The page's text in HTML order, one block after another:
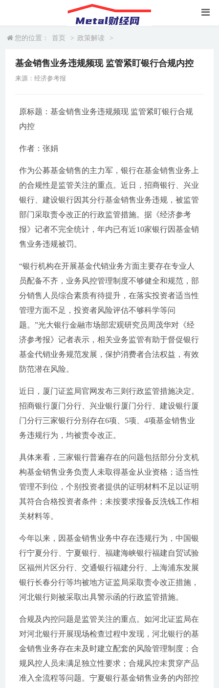
您的位置： 首页 > 政策解读 >
基金销售业务违规频现 监管紧盯银行合规内控
来源：经济参考报
原标题：基金销售业务违规频现 监管紧盯银行合规
内控
作者：张娟
作为公募基金销售的主力军，银行在基金销售业务上
的合规性是监管关注的重点。近日，招商银行、兴业
银行、建设银行因其分行基金销售业务违规，被监管
部门采取责令改正的行政监管措施。据《经济参考
报》记者不完全统计，年内已有近10家银行因基金销
售业务违规被罚。
“银行机构在开展基金代销业务方面主要存在专业人
员配备不齐，业务风控管理制度不够健全和规范，部
分销售人员综合素质有待提升，在落实投资者适当性
管理方面不足，投资者风险评估不够科学等问
题。”光大银行金融市场部宏观研究员周茂华对《经
济参考报》记者表示，相关业务监管有助于督促银行
基金代销业务规范发展，保护消费者合法权益，有效
防范潜在风险。
近日，厦门证监局官网发布三则行政监管措施决定。
招商银行厦门分行、兴业银行厦门分行、建设银行厦
门分行三家银行分别存在6项、5项、4项基金销售业
务违规行为，均被责令改正。
具体来看，三家银行普遍存在的问题包括部分分支机
构基金销售业务负责人未取得基金从业资格；适当性
管理不到位，个别投资者提供的证明材料不足以证明
其符合合格投资者条件；未按要求报备反洗钱工作相
关材料等。
今年以来，因基金销售业务中存在违规行为，中国银
行宁夏分行、宁夏银行、福建海峡银行福建自贸试验
区福州片区分行、交通银行福建分行、上海浦东发展
银行长春分行等均被地方证监局采取责令改正措施，
河北银行则被采取出具警示函的行政监管措施。
合规及内控问题是监管关注的重点。如河北证监局在
对河北银行开展现场检查过程中发现，河北银行的基
金销售业务存在未及时建立配套的风险管理制度；合
规风控人员未满足独立性要求；合规风控未贯穿产品
准入全流程等问题。宁夏银行基金销售业务的内部控